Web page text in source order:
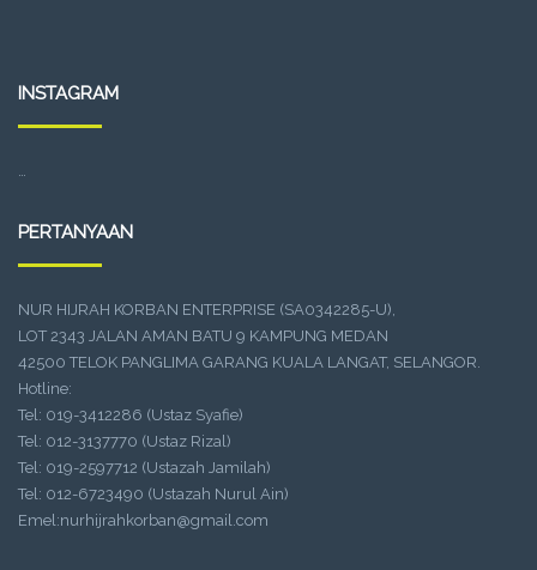
INSTAGRAM
…
PERTANYAAN
NUR HIJRAH KORBAN ENTERPRISE (SA0342285-U),
LOT 2343 JALAN AMAN BATU 9 KAMPUNG MEDAN
42500 TELOK PANGLIMA GARANG KUALA LANGAT, SELANGOR.
Hotline:
Tel: 019-3412286 (Ustaz Syafie)
Tel: 012-3137770 (Ustaz Rizal)
Tel: 019-2597712 (Ustazah Jamilah)
Tel: 012-6723490 (Ustazah Nurul Ain)
Emel:nurhijrahkorban@gmail.com